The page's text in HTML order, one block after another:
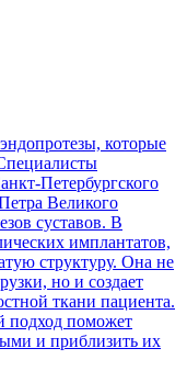
которые
Петербургского
Великого
суставов. В
имплантатов,
структуру. Она не
но и создает
ткани пациента.
подход поможет
и приблизить их